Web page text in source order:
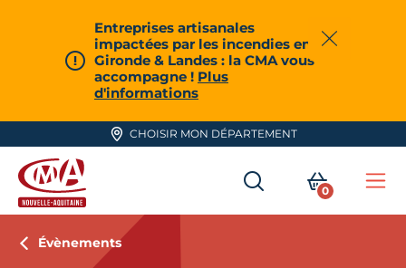
Entreprises artisanales
impactées par les incendies en
Gironde & Landes : la CMA vous
accompagne ! Plus
d'informations
Fermer
CHOISIR MON DÉPARTEMENT
CMA Nouvelle-Aquitaine
RECHERCHER
MON
0
Évènements